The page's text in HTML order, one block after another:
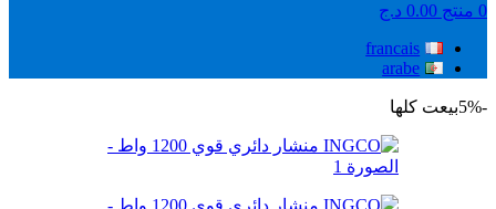
0 منتج 0.00 د.ج
francais
arabe
-5% بيعت كلها